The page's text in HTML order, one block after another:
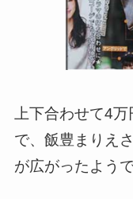
上下合わせて4
で、飯豊まりえ
が広がったようで